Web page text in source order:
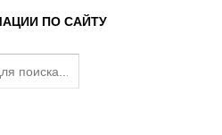
ПО САЙТУ